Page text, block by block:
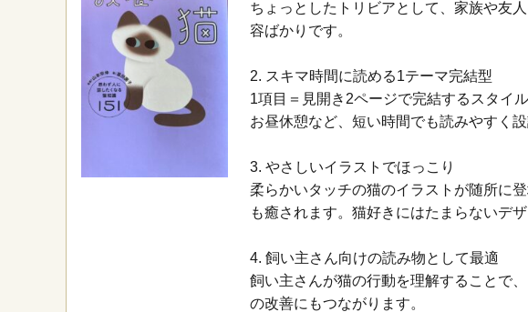
ちょっとしたトリビアとして、家族や友
容ばかりです。
2. スキマ時間に読める1テーマ完結型
1項目＝見開き2ページで完結するスタイ
お昼休憩など、短い時間でも読みやすく設
3. やさしいイラストでほっこり
柔らかいタッチの猫のイラストが随所に
も癒されます。猫好きにはたまらないデザ
4. 飼い主さん向けの読み物として最適
飼い主さんが猫の行動を理解することで
の改善にもつながります。